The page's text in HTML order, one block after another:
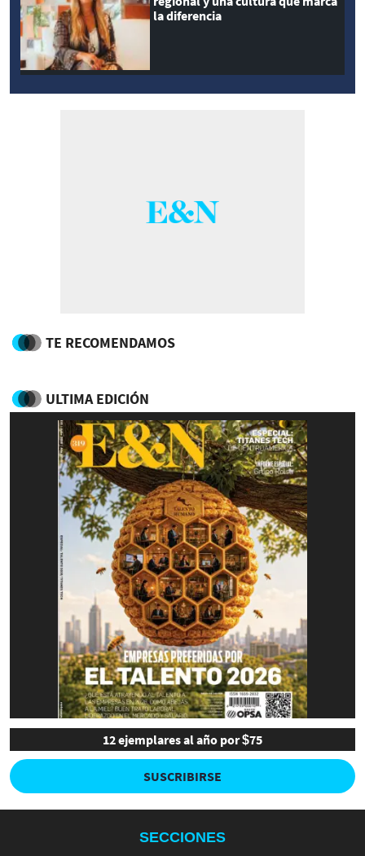
la diferencia
TE RECOMENDAMOS
ULTIMA EDICIÓN
12 ejemplares al año por $75
SUSCRIBIRSE
SECCIONES